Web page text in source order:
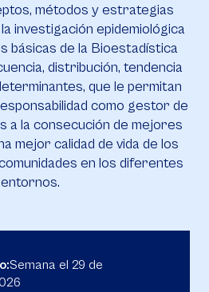
métodos y estrategias
investigación epidemiológica
básicas de la Bioestadística
distribución, tendencia
que le permitan
como gestor de
a la consecución de mejores
mejor calidad de vida de los
en los diferentes
entornos.
Semana el 29 de